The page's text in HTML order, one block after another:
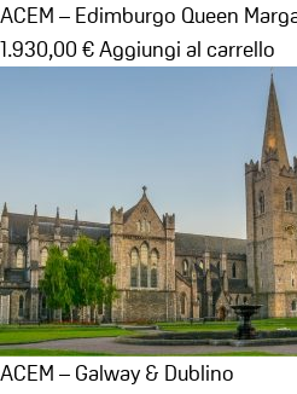
ACEM – Edimburgo Queen
1.930,00 €Aggiungi al carrello
ACEM – Galway & Dublino